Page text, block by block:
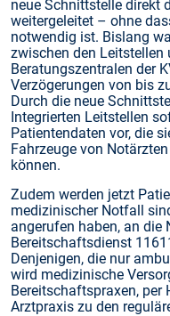
neue Schnittstelle direkt
weitergeleitet – ohne
notwendig ist. Bislang
zwischen den Leitstellen
Beratungszentralen der
Verzögerungen von bis
Durch die neue
Integrierten Leitstellen
Patientendaten vor, die
Fahrzeuge von
können.
Zudem werden jetzt
medizinischer Notfall
angerufen haben, an die
Bereitschaftsdienst
Denjenigen, die nur
wird medizinische
Bereitschaftspraxen, per
Arztpraxis zu den